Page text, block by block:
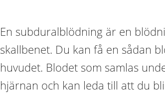
En subduralblödning är en
skallbenet. Du kan få en sådan
huvudet. Blodet som samlas
hjärnan och kan leda till att du